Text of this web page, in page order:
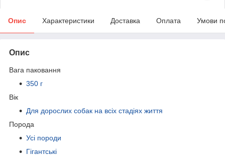
Опис Характеристики Доставка Оплата Умови
Опис
Вага паковання
350 г
Вік
Для дорослих собак на всіх стадіях життя
Порода
Усі породи
Гігантські